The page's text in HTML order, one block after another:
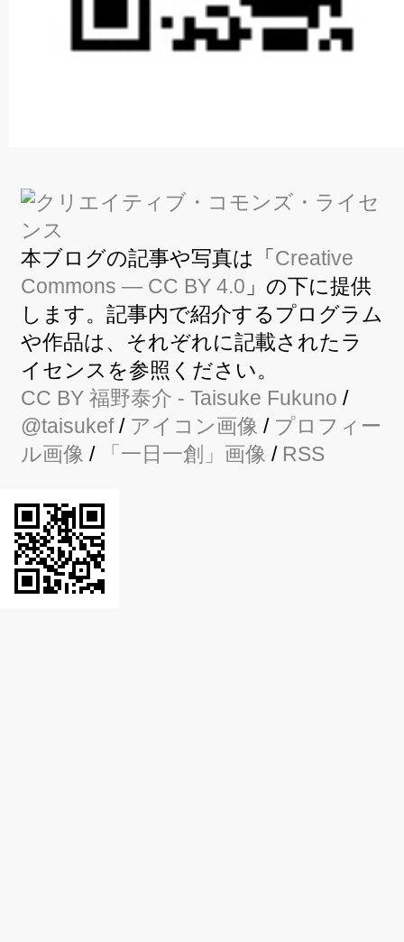
本ブログの記事や写真は「Creative
Commons — CC BY 4.0 」の下に提供
します。記事内で紹介するプログラム
や作品は、それぞれに記載されたラ
イセンスを参照ください。
CC BY 福野泰介 - Taisuke Fukuno /
@taisukef/ アイコン画像 / プロフィー
ル画像 / 「一日一創」画像 / RSS